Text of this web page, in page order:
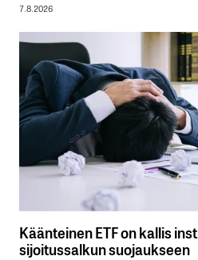
7.8.2026
Käänteinen ETF on kallis
sijoitussalkun suojaukseen